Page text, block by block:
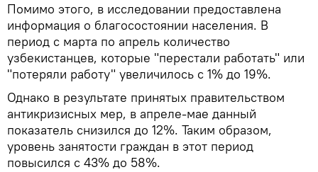
Помимо этого, в исследовании предоставлена
информация о благосостоянии населения. В
период с марта по апрель количество
узбекистанцев, которые "перестали работать" или
"потеряли работу" увеличилось с 1% до 19%.
Однако в результате принятых правительством
антикризисных мер, в апреле-мае данный
показатель снизился до 12%. Таким образом,
уровень занятости граждан в этот период
повысился с 43% до 58%.